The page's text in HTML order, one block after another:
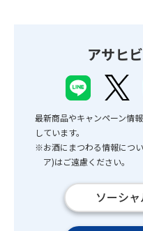
アサヒ
最新商品やキャンペーン情
しています。
※お酒にまつわる情報につ
ア)はご遠慮ください。
ソーシ